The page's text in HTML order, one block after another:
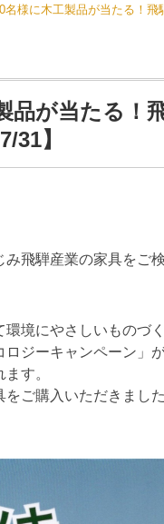
名様に木工製品が当たる！飛
品が当たる！
31】
み飛騨産業の家具をご
環境にやさしいものづ
ジーキャンペーン」
す。
をご購入いただきまし